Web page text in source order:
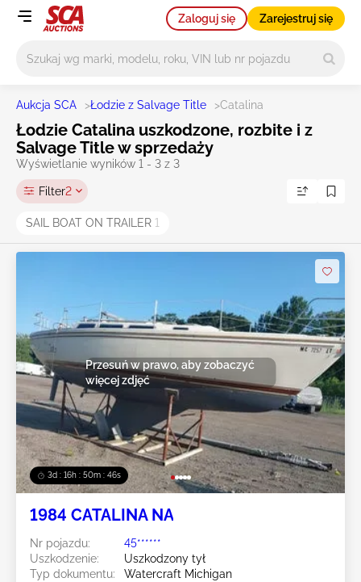
Zaloguj się Zarejestruj się
Aukcja SCA >Łodzie z Salvage Title >Catalina
Łodzie Catalina uszkodzone, rozbite i z
Salvage Title w sprzedaży
Wyświetlanie wyników 1 - 3 z 3
Filter2
SAIL BOAT ON TRAILER 1
3d : 16h : 50m : 45s
Przesuń w prawo, aby zobaczyć
więcej zdjęć
1984 CATALINA NA
Nr pojazdu:
45******
Uszkodzenie:
Uszkodzony tył
Typ dokumentu:
Watercraft Michigan